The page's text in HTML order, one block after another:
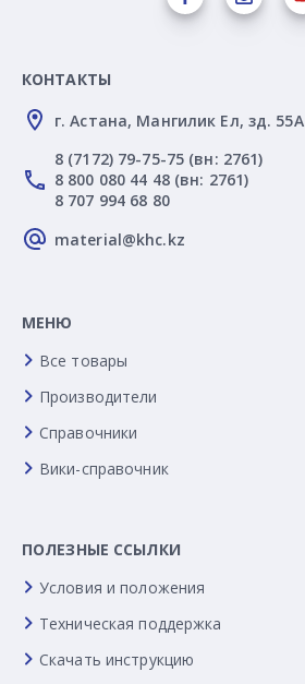
КОНТАКТЫ
г. Астана, Мангилик Ел, зд. 55А
8 (7172) 79-75-75 (вн: 2761)
8 800 080 44 48 (вн: 2761)
8 707 994 68 80
material@khc.kz
МЕНЮ
Все товары
Производители
Справочники
Вики-справочник
ПОЛЕЗНЫЕ ССЫЛКИ
Условия и положения
Техническая поддержка
Скачать инструкцию